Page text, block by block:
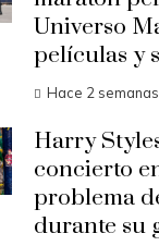
Universo
películas y
Hace 2 semanas
Harry
concierto
problema
durante su